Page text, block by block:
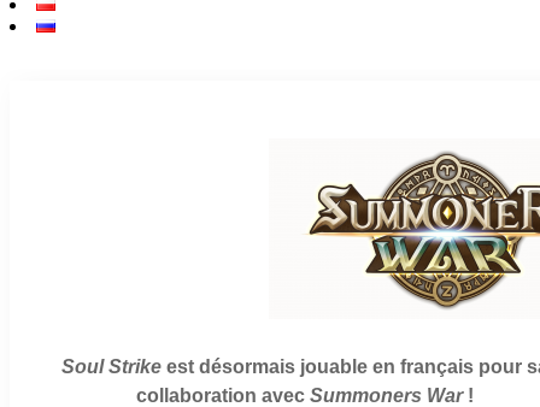
Soul Strike est désormais jouable en français pour
collaboration avec Summoners War!